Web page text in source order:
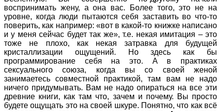
воспринимать жену, а она вас. Более того, это не на
уровне, когда люди пытаются себя заставить во что-то
поверить, как например: «вот в какой-то книжке написано
и у меня сейчас будет так же», т.е. некая имитация – это
тоже не плохо, как некая затравка для будущей
кристаллизации ощущений. Но здесь как бы
программирование себя на это. А в практиках
сексуального союза, когда вы со своей женой
занимаетесь совместной практикой, там вам не надо
ничего придумывать. Вам не надо опираться на все эти
древние книги, как там что, зачем и почему. Вы просто
будете ощущать это на своей шкуре. Понятно, что как всё